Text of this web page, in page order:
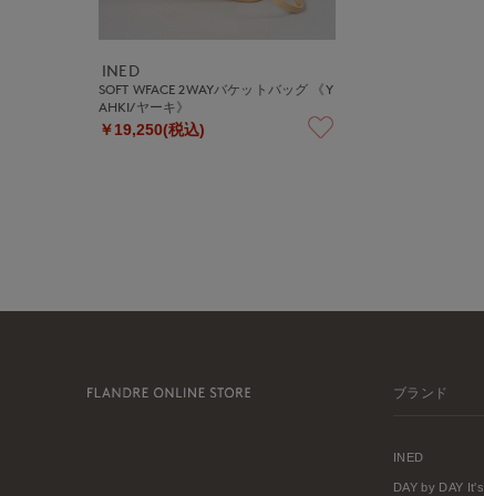
INED
SOFT WFACE 2WAYバケットバッグ 《Y
AHKI/ヤーキ》
￥19,250(税込)
ブランド
INED
DAY by DAY It's